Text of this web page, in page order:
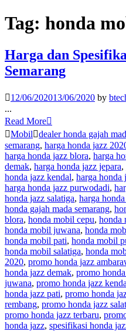
Tag: honda
Harga dan
Semarang
12/06/202013/06/2020 by
...
Read More
Mobil
dealer honda gajah
semarang, harga honda jazz
harga honda jazz blora, harga
demak, harga honda jazz jepara,
honda jazz kendal, harga honda
harga honda jazz purwodadi,
honda jazz salatiga, harga
honda gajah mada semarang,
blora, honda mobil cepu, honda
honda mobil juwana, honda
honda mobil pati, honda mobil
honda mobil salatiga, honda
2020, promo honda jazz
honda jazz demak, promo
juwana, promo honda jazz
honda jazz pati, promo honda
rembang, promo honda jazz
promo honda jazz terbaru,
honda jazz, spesifikasi honda